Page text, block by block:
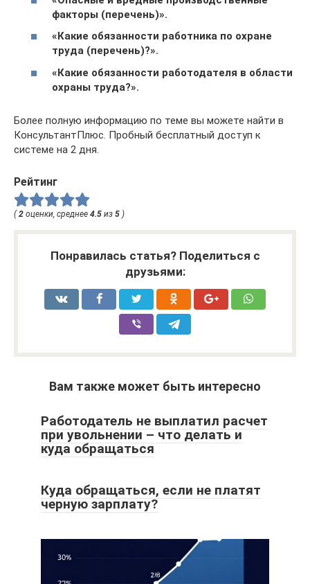
факторы (перечень)».
«Какие обязанности работника по охране
труда (перечень)?».
«Какие обязанности работодателя в области
охраны труда?».
Более полную информацию по теме вы можете найти в
КонсультантПлюс. Пробный бесплатный доступ к
системе на 2 дня.
Рейтинг
( 2 оценки, среднее 4.5 из 5 )
Понравилась статья? Поделиться с
друзьями:
Вам также может быть интересно
Работодатель не выплатил расчет
при увольнении – что делать и
куда обращаться
Куда обращаться, если не платят
черную зарплату?